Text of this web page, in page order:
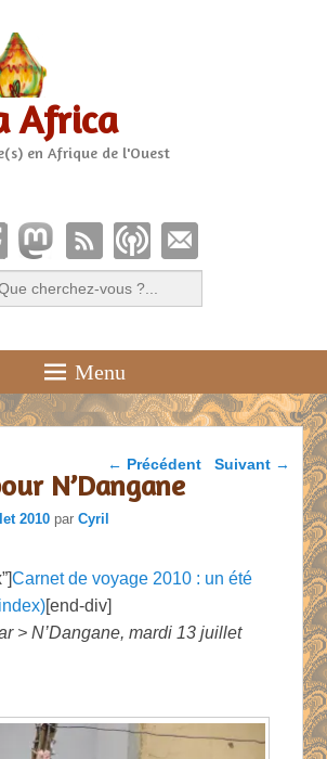
Africa
en Afrique de l'Ouest
Menu
Parcourir les articles
← Précédent Suivant →
N’Dangane
2010 parCyril
Carnet de voyage 2010 : un été
[end-div]
> N’Dangane, mardi 13 juillet